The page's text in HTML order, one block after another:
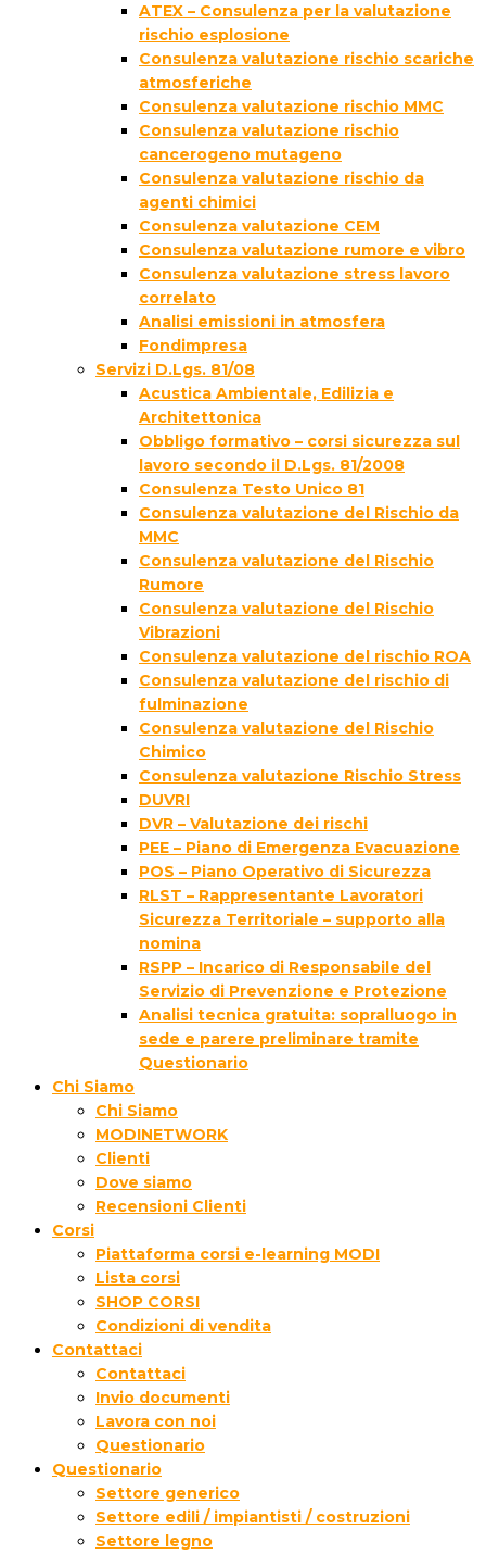
ATEX – Consulenza per la valutazione
rischio esplosione
Consulenza valutazione rischio scariche
atmosferiche
Consulenza valutazione rischio MMC
Consulenza valutazione rischio
cancerogeno mutageno
Consulenza valutazione rischio da
agenti chimici
Consulenza valutazione CEM
Consulenza valutazione rumore e vibro
Consulenza valutazione stress lavoro
correlato
Analisi emissioni in atmosfera
Fondimpresa
Servizi D.Lgs. 81/08
Acustica Ambientale, Edilizia e
Architettonica
Obbligo formativo – corsi sicurezza sul
lavoro secondo il D.Lgs. 81/2008
Consulenza Testo Unico 81
Consulenza valutazione del Rischio da
MMC
Consulenza valutazione del Rischio
Rumore
Consulenza valutazione del Rischio
Vibrazioni
Consulenza valutazione del rischio ROA
Consulenza valutazione del rischio di
fulminazione
Consulenza valutazione del Rischio
Chimico
Consulenza valutazione Rischio Stress
DUVRI
DVR – Valutazione dei rischi
PEE – Piano di Emergenza Evacuazione
POS – Piano Operativo di Sicurezza
RLST – Rappresentante Lavoratori
Sicurezza Territoriale – supporto alla
nomina
RSPP – Incarico di Responsabile del
Servizio di Prevenzione e Protezione
Analisi tecnica gratuita: sopralluogo in
sede e parere preliminare tramite
Questionario
Chi Siamo
Chi Siamo
MODINETWORK
Clienti
Dove siamo
Recensioni Clienti
Corsi
Piattaforma corsi e-learning MODI
Lista corsi
SHOP CORSI
Condizioni di vendita
Contattaci
Contattaci
Invio documenti
Lavora con noi
Questionario
Questionario
Settore generico
Settore edili / impiantisti / costruzioni
Settore legno